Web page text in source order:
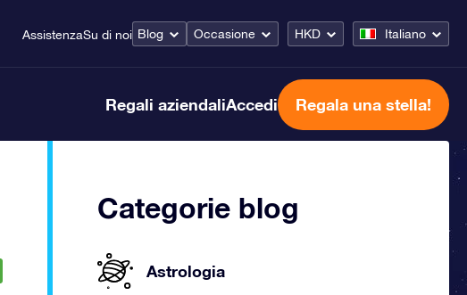
AssistenzaSu di noi Blog Occasione HKD Italiano
Regali aziendaliAccedi Regala una stella!
Categorie blog
Astrologia